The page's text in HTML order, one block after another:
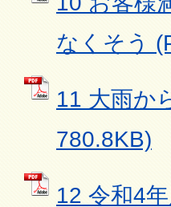
なくそう
11 大雨か
780.8KB)
12 令和4